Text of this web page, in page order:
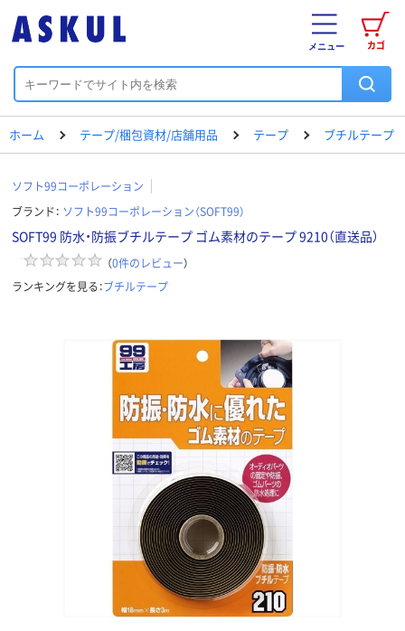
カゴ
メニュー
ホーム テープ/梱包資材/店舗用品 テープ ブチルテープ
ソフト99コーポレーション
ブランド： ソフト99コーポレーション（SOFT99）
SOFT99 防水・防振ブチルテープ ゴム素材のテープ 9210（直送品）
（0件のレビュー）
ランキングを見る：ブチルテープ